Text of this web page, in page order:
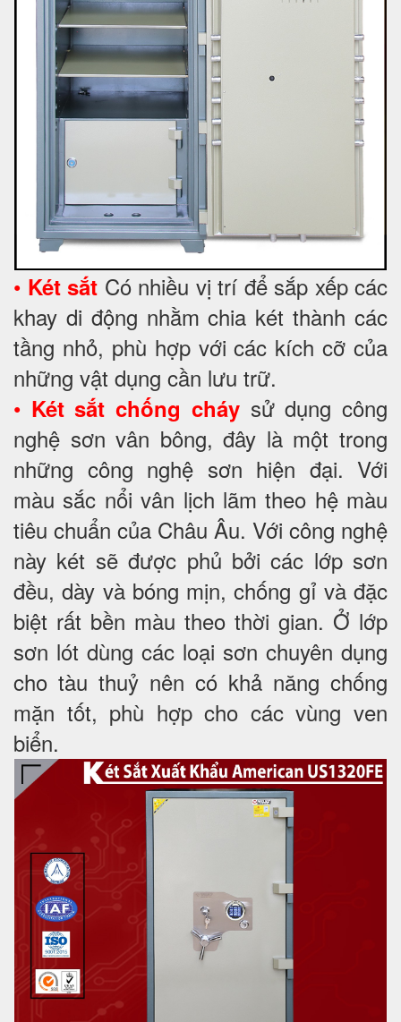
• Két sắt Có nhiều vị trí để sắp xếp các
khay di động nhằm chia két thành các
tầng nhỏ, phù hợp với các kích cỡ của
những vật dụng cần lưu trữ.
• Két sắt chống cháysử dụng công
nghệ sơn vân bông, đây là một trong
những công nghệ sơn hiện đại. Với
màu sắc nổi vân lịch lãm theo hệ màu
tiêu chuẩn của Châu Âu. Với công nghệ
này két sẽ được phủ bởi các lớp sơn
đều, dày và bóng mịn, chống gỉ và đặc
biệt rất bền màu theo thời gian. Ở lớp
sơn lót dùng các loại sơn chuyên dụng
cho tàu thuỷ nên có khả năng chống
mặn tốt, phù hợp cho các vùng ven
biển.